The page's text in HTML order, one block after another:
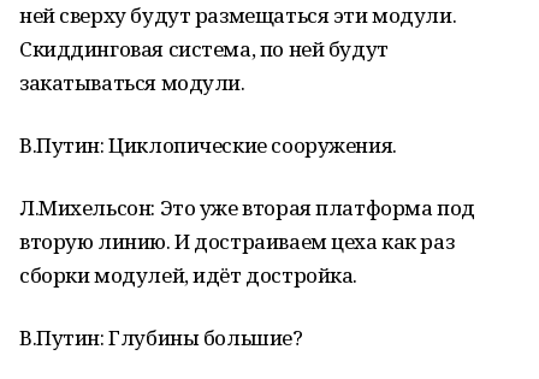
ней сверху будут размещаться эти модули.
Скиддинговая система, по ней будут
закатываться модули.
В.Путин: Циклопические сооружения.
Л.Михельсон: Это уже вторая платформа под
вторую линию. И достраиваем цеха как раз
сборки модулей, идёт достройка.
В.Путин: Глубины большие?